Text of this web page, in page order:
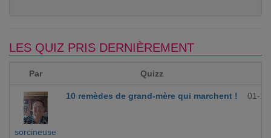
LES QUIZ PRIS DERNIÈREMENT
Par Quizz
sorcineuse
10 remèdes de grand-mère qui marchent ! 01-